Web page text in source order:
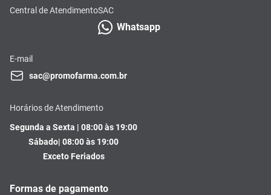
Central de AtendimentoSAC
Whatsapp
E-mail
sac@promofarma.com.br
Horários de Atendimento
Segunda a Sexta | 08:00 às 19:00
Sábado| 08:00 às 19:00
Exceto Feriados
Formas de pagamento